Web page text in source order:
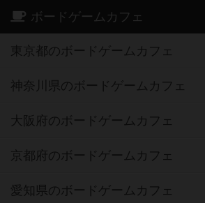
ボードゲームカフェ
東京都のボードゲームカフェ
神奈川県のボードゲームカフェ
大阪府のボードゲームカフェ
京都府のボードゲームカフェ
愛知県のボードゲームカフェ